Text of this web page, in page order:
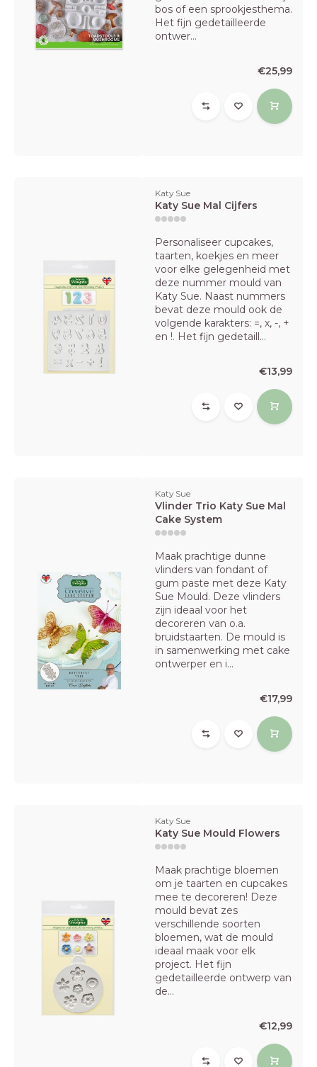
bos of een sprookjesthema.
Het fijn gedetailleerde
ontwer...
€25,99
Katy Sue
Katy Sue Mal Cijfers
Personaliseer cupcakes,
taarten, koekjes en meer
voor elke gelegenheid met
deze nummer mould van
Katy Sue. Naast nummers
bevat deze mould ook de
volgende karakters: =, x, -, +
en !. Het fijn gedetaill...
€13,99
Katy Sue
Vlinder Trio Katy Sue Mal
Cake System
Maak prachtige dunne
vlinders van fondant of
gum paste met deze Katy
Sue Mould. Deze vlinders
zijn ideaal voor het
decoreren van o.a.
bruidstaarten. De mould is
in samenwerking met cake
ontwerper en i...
€17,99
Katy Sue
Katy Sue Mould Flowers
Maak prachtige bloemen
om je taarten en cupcakes
mee te decoreren! Deze
mould bevat zes
verschillende soorten
bloemen, wat de mould
ideaal maak voor elk
project. Het fijn
gedetailleerde ontwerp van
de...
€12,99